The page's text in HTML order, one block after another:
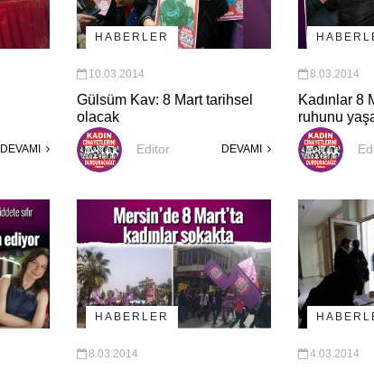
DEVAMI
HABERLER
10.03.2014
Gülsüm Kav: 8 Mart tarihsel
olacak
Editor DEVAMI
8.03.2014
Kadınlar 8
ruhunu
HABERLER
8.03.2014 4.03.2014